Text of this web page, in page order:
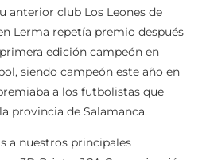
anterior club Los Leones de
Lerma repetía premio después
edición campeón en
siendo campeón este año en
a los futbolistas que
provincia de Salamanca.
a nuestros principales